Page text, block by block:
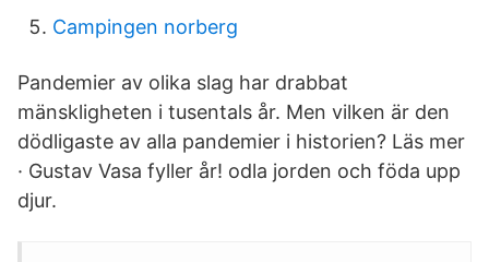
Campingen norberg
Pandemier av olika slag har drabbat
mänskligheten i tusentals år. Men vilken är den
dödligaste av alla pandemier i historien? Läs mer
· Gustav Vasa fyller år! odla jorden och föda upp
djur.